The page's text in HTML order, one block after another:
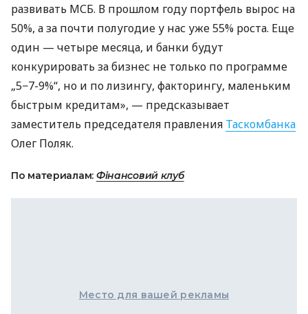
развивать МСБ. В прошлом году портфель вырос на
50%, а за почти полугодие у нас уже 55% роста. Еще
один — четыре месяца, и банки будут
конкурировать за бизнес не только по программе
„5−7-9%“, но и по лизингу, факторингу, маленьким
быстрым кредитам», — предсказывает
заместитель председателя правления Таскомбанка
Олег Поляк.
По материалам: Фінансовий клуб
Место для вашей рекламы